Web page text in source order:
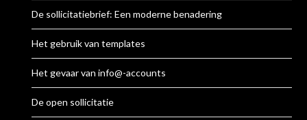
De sollicitatiebrief: Een moderne benadering
Het gebruik van templates
Het gevaar van info@-accounts
De open sollicitatie